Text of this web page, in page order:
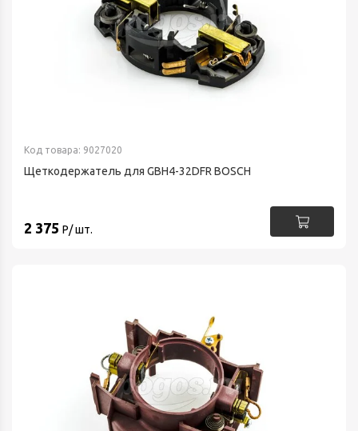
Код товара: 9027020
Щеткодержатель для GBH4-32DFR BOSCH
2 375 Р/ шт.